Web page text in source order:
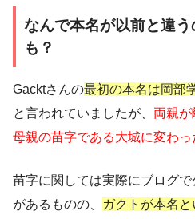
なんで本名が以前と違
も？
Gacktさんの最初の本名は岡部
と言われていましたが、 両親が
母親の苗字である大城に変わっ
苗字に関しては実際にブログ
があるものの、
ガクトが本名